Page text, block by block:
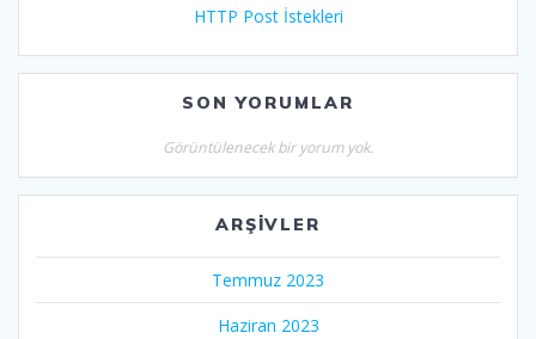
HTTP Post İstekleri
SON YORUMLAR
Görüntülenecek bir yorum yok.
ARŞIVLER
Temmuz 2023
Haziran 2023